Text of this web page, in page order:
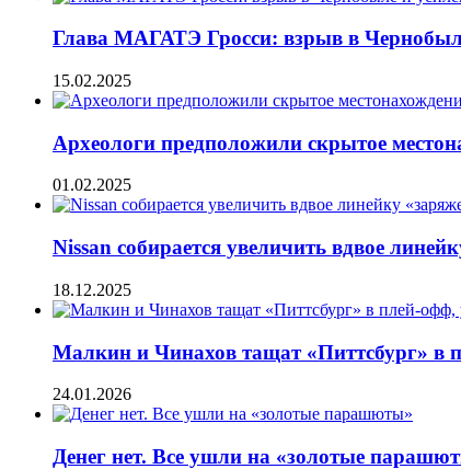
Глава МАГАТЭ Гросси: взрыв в
15.02.2025
Археологи предположили скрытое
01.02.2025
Nissan собирается увеличить вдвое
18.12.2025
Малкин и Чинахов тащат «Питтсбург» в
24.01.2026
Денег нет. Все ушли на «золотые